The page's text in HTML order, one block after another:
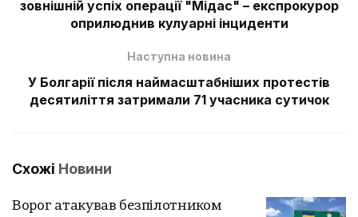
зовнішній успіх операції "Мідас" – експрокурор
оприлюднив кулуарні інциденти
Наступна новина
У Болгарії після наймасштабніших протестів
десятиліття затримали 71 учасника сутичок
Схожі Новини
Ворог атакував безпілотником